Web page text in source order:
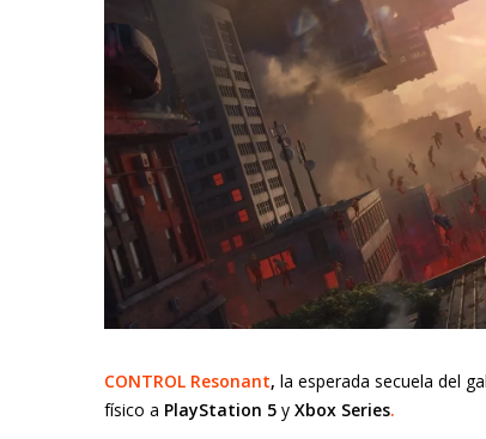
CONTROL Resonant, la esperada secuela del
físico a PlayStation 5 y Xbox Series.